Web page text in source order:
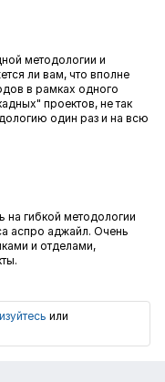
методологии и
ли вам, что вполне
в рамках одного
проектов, не так
один раз и на всю
на гибкой методологии
аспро аджайл. Очень
и отделами,
или